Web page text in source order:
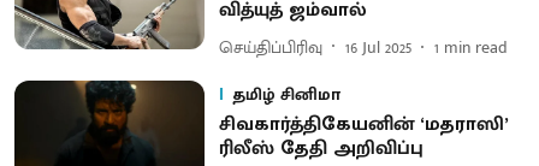
வித்யுத் ஜம்வால்
செய்திப்பிரிவு 16 Jul 2025 1 min read
தமிழ் சினிமா
சிவகார்த்திகேயனின் ‘மதராஸி’
ரிலீஸ் தேதி அறிவிப்பு